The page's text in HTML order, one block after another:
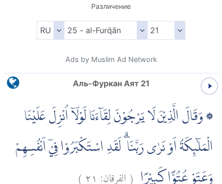
Различение
Ads by Muslim Ad Network
Аль-Фуркан Аят 21
۞ وَقَالَ الَّذِيْنَ لَا يَرْجُوْنَ لِقَاۤءَنَا لَوْلَآ اُنْزِلَ عَلَيْنَا
الْمَلٰۤىِٕكَةُ اَوْ نَرٰى رَبَّنَا ۗ لَقَدِ اسْتَكْبَرُوْا فِيْٓ اَنْفُسِهِمْ
وَعَتَوْ عُتُوًّا كَبِيْرًا (الفرقان: ٢١)